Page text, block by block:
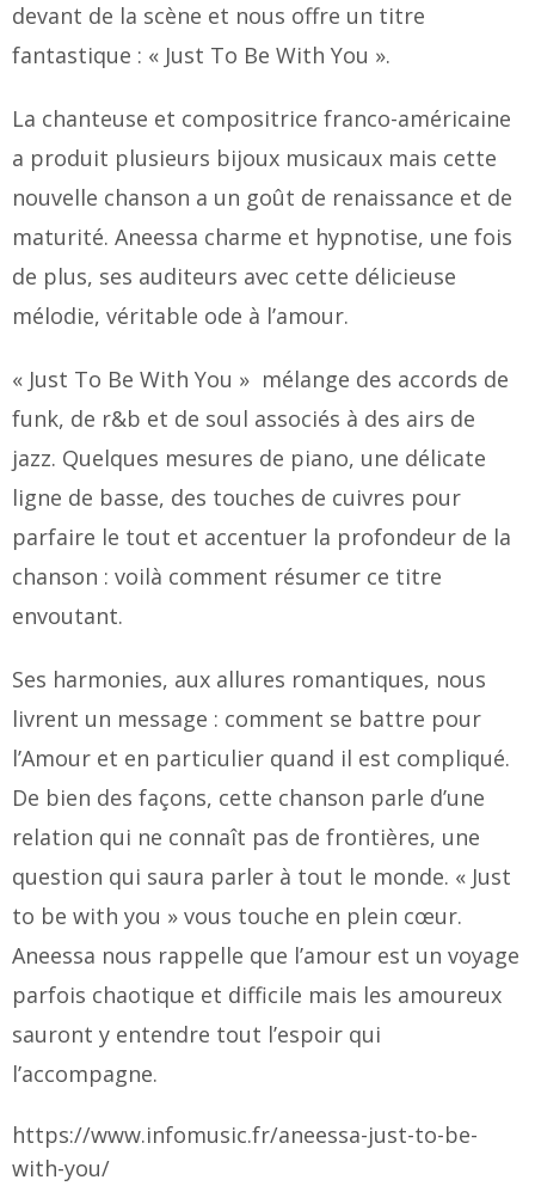
devant de la scène et nous offre un titre
fantastique : « Just To Be With You ».
La chanteuse et compositrice franco-américaine
a produit plusieurs bijoux musicaux mais cette
nouvelle chanson a un goût de renaissance et de
maturité. Aneessa charme et hypnotise, une fois
de plus, ses auditeurs avec cette délicieuse
mélodie, véritable ode à l’amour.
« Just To Be With You » mélange des accords de
funk, de r&b et de soul associés à des airs de
jazz. Quelques mesures de piano, une délicate
ligne de basse, des touches de cuivres pour
parfaire le tout et accentuer la profondeur de la
chanson : voilà comment résumer ce titre
envoutant.
Ses harmonies, aux allures romantiques, nous
livrent un message : comment se battre pour
l’Amour et en particulier quand il est compliqué.
De bien des façons, cette chanson parle d’une
relation qui ne connaît pas de frontières, une
question qui saura parler à tout le monde. « Just
to be with you » vous touche en plein cœur.
Aneessa nous rappelle que l’amour est un voyage
parfois chaotique et difficile mais les amoureux
sauront y entendre tout l’espoir qui
l’accompagne.
https://www.infomusic.fr/aneessa-just-to-be-
with-you/